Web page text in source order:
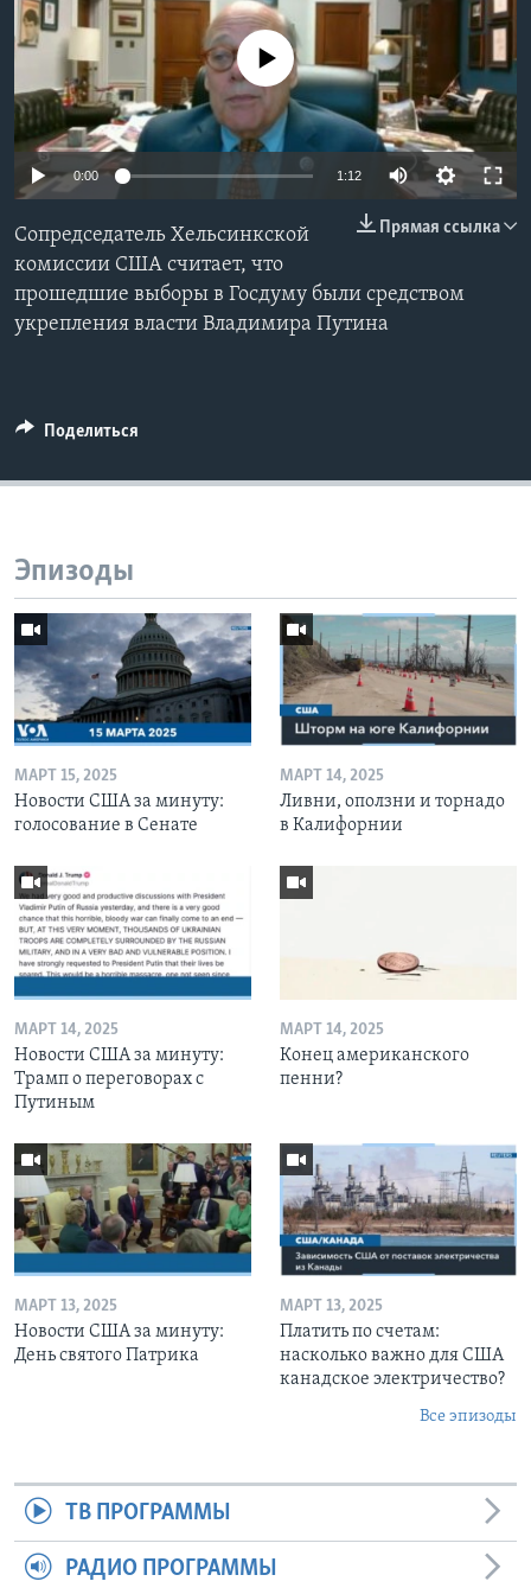
Learning English
СОЦИАЛЬНЫЕ СЕТИ
No media source currently available
0:00 1:12
Прямая ссылка
Сопредседатель Хельсинкской
комиссии США считает, что
прошедшие выборы в Госдуму были средством
укрепления власти Владимира Путина
Поделиться
Эпизоды
МАРТ 15, 2025
Новости США за минуту:
голосование в Сенате
МАРТ 14, 2025
Ливни, оползни и торнадо
в Калифорнии
МАРТ 14, 2025
Новости США за минуту:
Трамп о переговорах с
Путиным
МАРТ 14, 2025
Конец американского
пенни?
МАРТ 13, 2025
Новости США за минуту:
День святого Патрика
МАРТ 13, 2025
Платить по счетам:
насколько важно для США
канадское электричество?
Все эпизоды
ТВ ПРОГРАММЫ
РАДИО ПРОГРАММЫ